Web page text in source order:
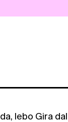
lebo Gira